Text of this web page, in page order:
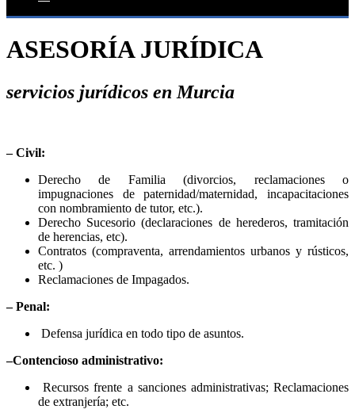
ASESORÍA JURÍDICA
servicios jurídicos en Murcia
– Civil:
Derecho de Familia (divorcios, reclamaciones o
impugnaciones de paternidad/maternidad, incapacitaciones
con nombramiento de tutor, etc.).
Derecho Sucesorio (declaraciones de herederos, tramitación
de herencias, etc).
Contratos (compraventa, arrendamientos urbanos y rústicos,
etc. )
Reclamaciones de Impagados.
– Penal:
Defensa jurídica en todo tipo de asuntos.
–Contencioso administrativo:
Recursos frente a sanciones administrativas; Reclamaciones
de extranjería; etc.